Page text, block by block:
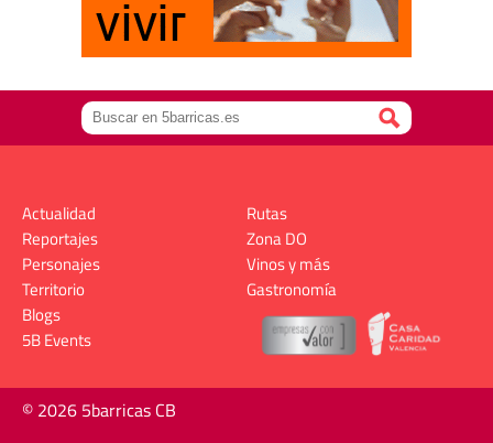
Actualidad
Reportajes
Personajes
Territorio
Rutas
Zona DO
Vinos y más
Gastronomía
Blogs
5B Events
© 2026 5barricas CB